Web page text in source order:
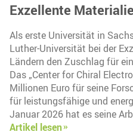
Exzellente
Als erste Universität in
Luther-Universität bei der
Ländern den Zuschlag für
Das „Center for Chiral
Millionen Euro für seine
für leistungsfähige und
Januar 2026 hat es seine
Artikel lesen